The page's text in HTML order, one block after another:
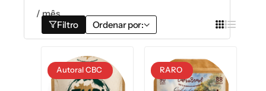
/ mês
Filtro
Ordenar por:
Autoral CBC RARO